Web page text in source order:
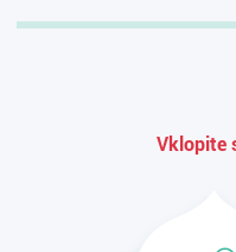
Vklopite